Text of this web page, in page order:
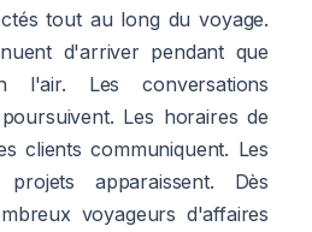
tout au long du voyage.
d'arriver pendant que
Les conversations
Les horaires de
clients communiquent. Les
apparaissent. Dès
voyageurs d'affaires